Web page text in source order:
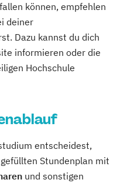
können, empfehlen
deiner
Dazu kannst du dich
informieren oder die
Hochschule
entscheidest,
Stundenplan mit
und sonstigen